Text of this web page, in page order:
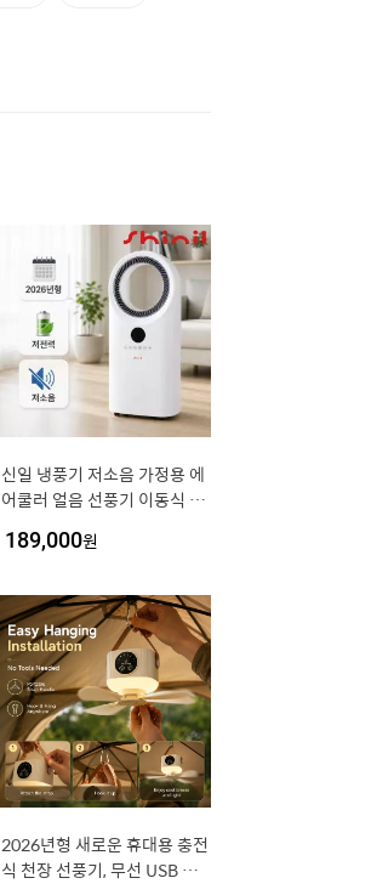
신일 냉풍기 저소음 가정용 에
어쿨러 얼음 선풍기 이동식 냉
189,000원
2026년형 새로운 휴대용 충전
식 천장 선풍기, 무선 USB 걸